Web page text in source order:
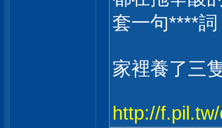
套一句****
家裡養了三
http://